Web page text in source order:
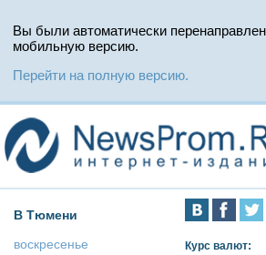
Вы были автоматически
мобильную версию.
Перейти на полную версию.
В Тюмени
воскресенье
Курс валют: